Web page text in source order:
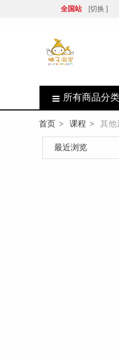
全国站 [切换 ]
所有商品分类
首页 > 课程 > 其他
最近浏览